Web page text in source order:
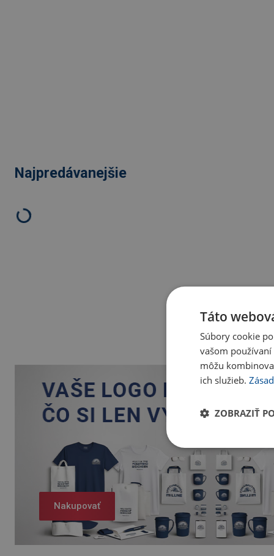
Najpredávanejšie
Nakupovať
Táto
Súbory cookie
vašom
môžu
ich služieb.
ZOBRAZIŤ